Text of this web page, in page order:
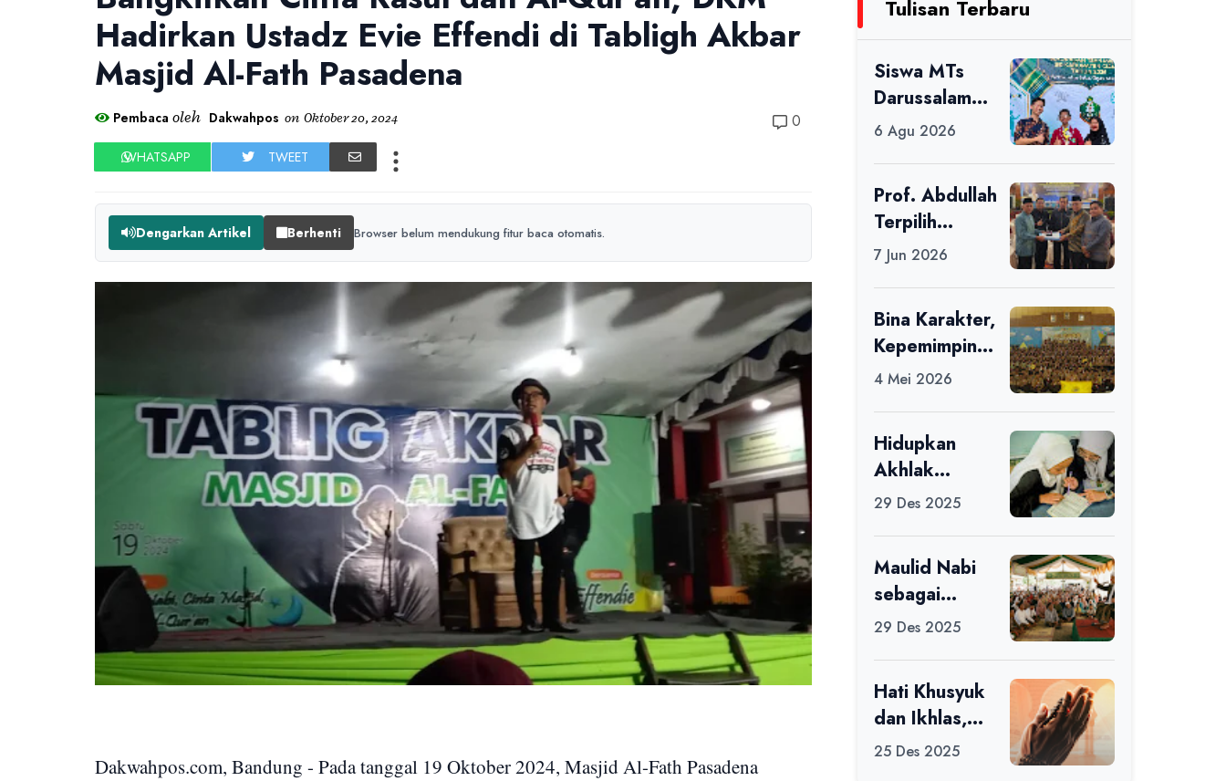
Hadirkan Ustadz Evie Effendi di Tabligh Akbar
Masjid Al-Fath Pasadena
Pembaca oleh Dakwahpos on Oktober 20, 2024 0
WHATSAPP TWEET
Dengarkan Artikel Berhenti Browser belum mendukung fitur baca otomatis.
Dakwahpos.com, Bandung - Pada tanggal 19 Oktober 2024, Masjid Al-Fath Pasadena
Tulisan Terbaru
Siswa MTs
Darussalam
Raih Juara 1
Kabupaten
Ciamis Tahun
2026
6 Agu 2026
Prof. Abdullah
Terpilih
sebagai Ketua
7 Jun 2026
Bina Karakter,
Kepemimpinan
, dan
Ikuti Alfaro
Camp di MAN
1 Darussalam
Ciamis
4 Mei 2026
Hidupkan
Akhlak
melalui Ilmu
29 Des 2025
Maulid Nabi
sebagai
Momentum
29 Des 2025
Hati Khusyuk
dan Ikhlas,
Jadi Esensi
25 Des 2025